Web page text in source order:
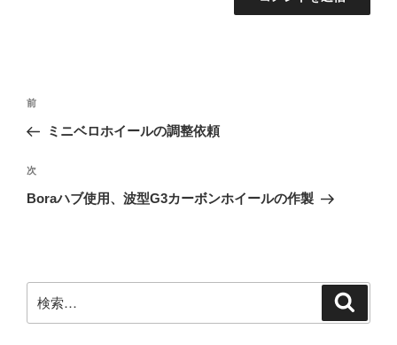
投
ナ
ビ
ゲ
ン
前
の
稿
前
ミニベロホイールの調整依頼
次
の
次
Boraハブ使用、波型G3カーボンホイールの作製
索: